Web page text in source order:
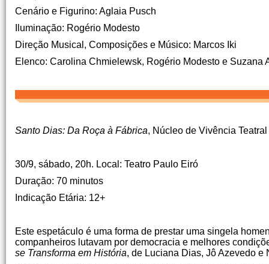
Cenário e Figurino: Aglaia Pusch
Iluminação: Rogério Modesto
Direção Musical, Composições e Músico: Marcos Iki
Elenco: Carolina Chmielewsk, Rogério Modesto e Suzana
Santo Dias: Da Roça à Fábrica, Núcleo de Vivência
30/9, sábado, 20h. Local: Teatro Paulo Eiró
Duração: 70 minutos
Indicação Etária: 12+
Este espetáculo é uma forma de prestar uma singela
companheiros lutavam por democracia e melhores
se Transforma em História, de Luciana Dias, Jô Azevedo e